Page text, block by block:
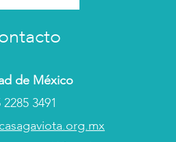
de México
2285 3491